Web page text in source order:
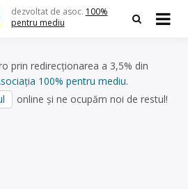
dezvoltat de asoc. 100%
pentru mediu
prin redirecționarea a 3,5% din
100% pentru mediu.
online și ne ocupăm noi de restul!